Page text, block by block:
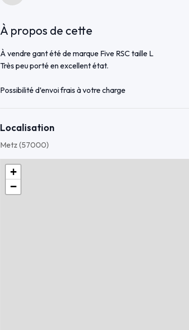
À propos de cette
À vendre gant été de marque Five RSC taille L
Très peu porté en excellent état.
Possibilité d’envoi frais à votre charge
Localisation
Metz (57000)
+
−